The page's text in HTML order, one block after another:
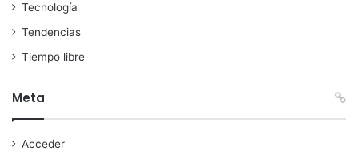
Tecnología
Tendencias
Tiempo libre
Meta
Acceder